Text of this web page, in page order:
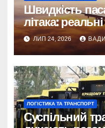
Швидкість
літака:
ЛИП 24, 2026
ЛОГІСТИКА ТА ТРАНСПОРТ
Суспільний